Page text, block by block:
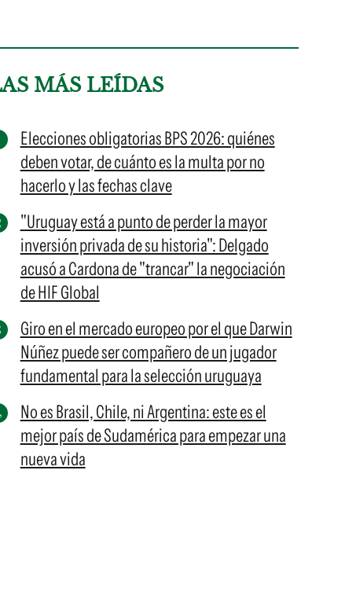
MÁS LEÍDAS
Elecciones obligatorias BPS 2026: quiénes
deben votar, de cuánto es la multa por no
hacerlo y las fechas clave
"Uruguay está a punto de perder la mayor
inversión privada de su historia": Delgado
acusó a Cardona de "trancar" la negociación
de HIF Global
Giro en el mercado europeo por el que Darwin
Núñez puede ser compañero de un jugador
fundamental para la selección uruguaya
No es Brasil, Chile, ni Argentina: este es el
mejor país de Sudamérica para empezar una
nueva vida